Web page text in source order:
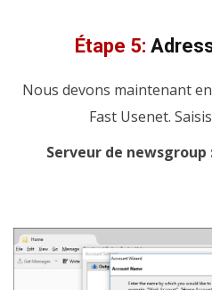
Étape 5:
Nous devons maintenant
Fast Usenet.
Serveur de newsgroup